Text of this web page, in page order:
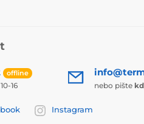
offline
16 nebo pište
Instagram